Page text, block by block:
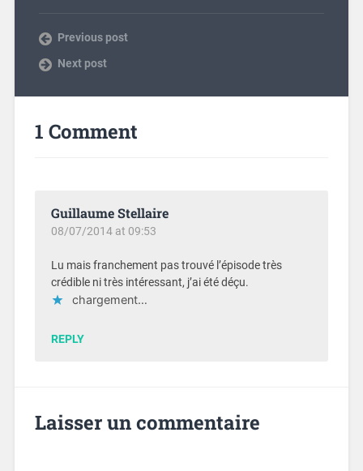
Previous post
Next post
1 Comment
Guillaume Stellaire
08/07/2014 at 09:53
Lu mais franchement pas trouvé l’épisode très
crédible ni très intéressant, j’ai été déçu.
chargement…
REPLY
Laisser un commentaire